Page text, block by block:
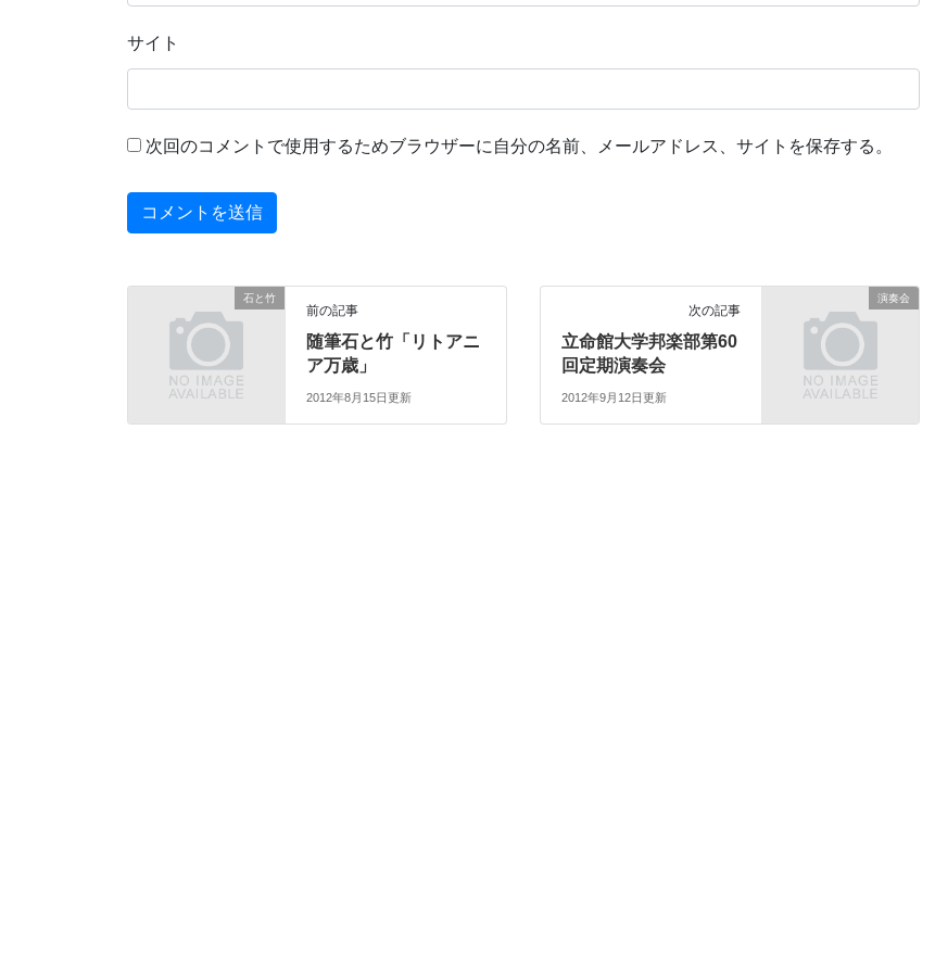
サイト
次回のコメントで使用するためブラウザーに自分の名前、メールアドレス、サイトを保存する。
石と竹
前の記事
随筆石と竹「リトアニ
ア万歳」
2012年8月15日更新
演奏会
次の記事
立命館大学邦楽部第60
回定期演奏会
2012年9月12日更新